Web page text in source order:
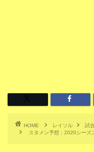
HOME レイソル
試合
スタメン予想：2020シーズ